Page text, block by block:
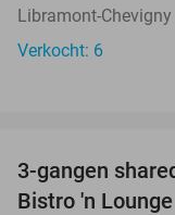
Libramont-Chevigny
Verkocht: 6
3-gangen
Bistro 'n Lounge